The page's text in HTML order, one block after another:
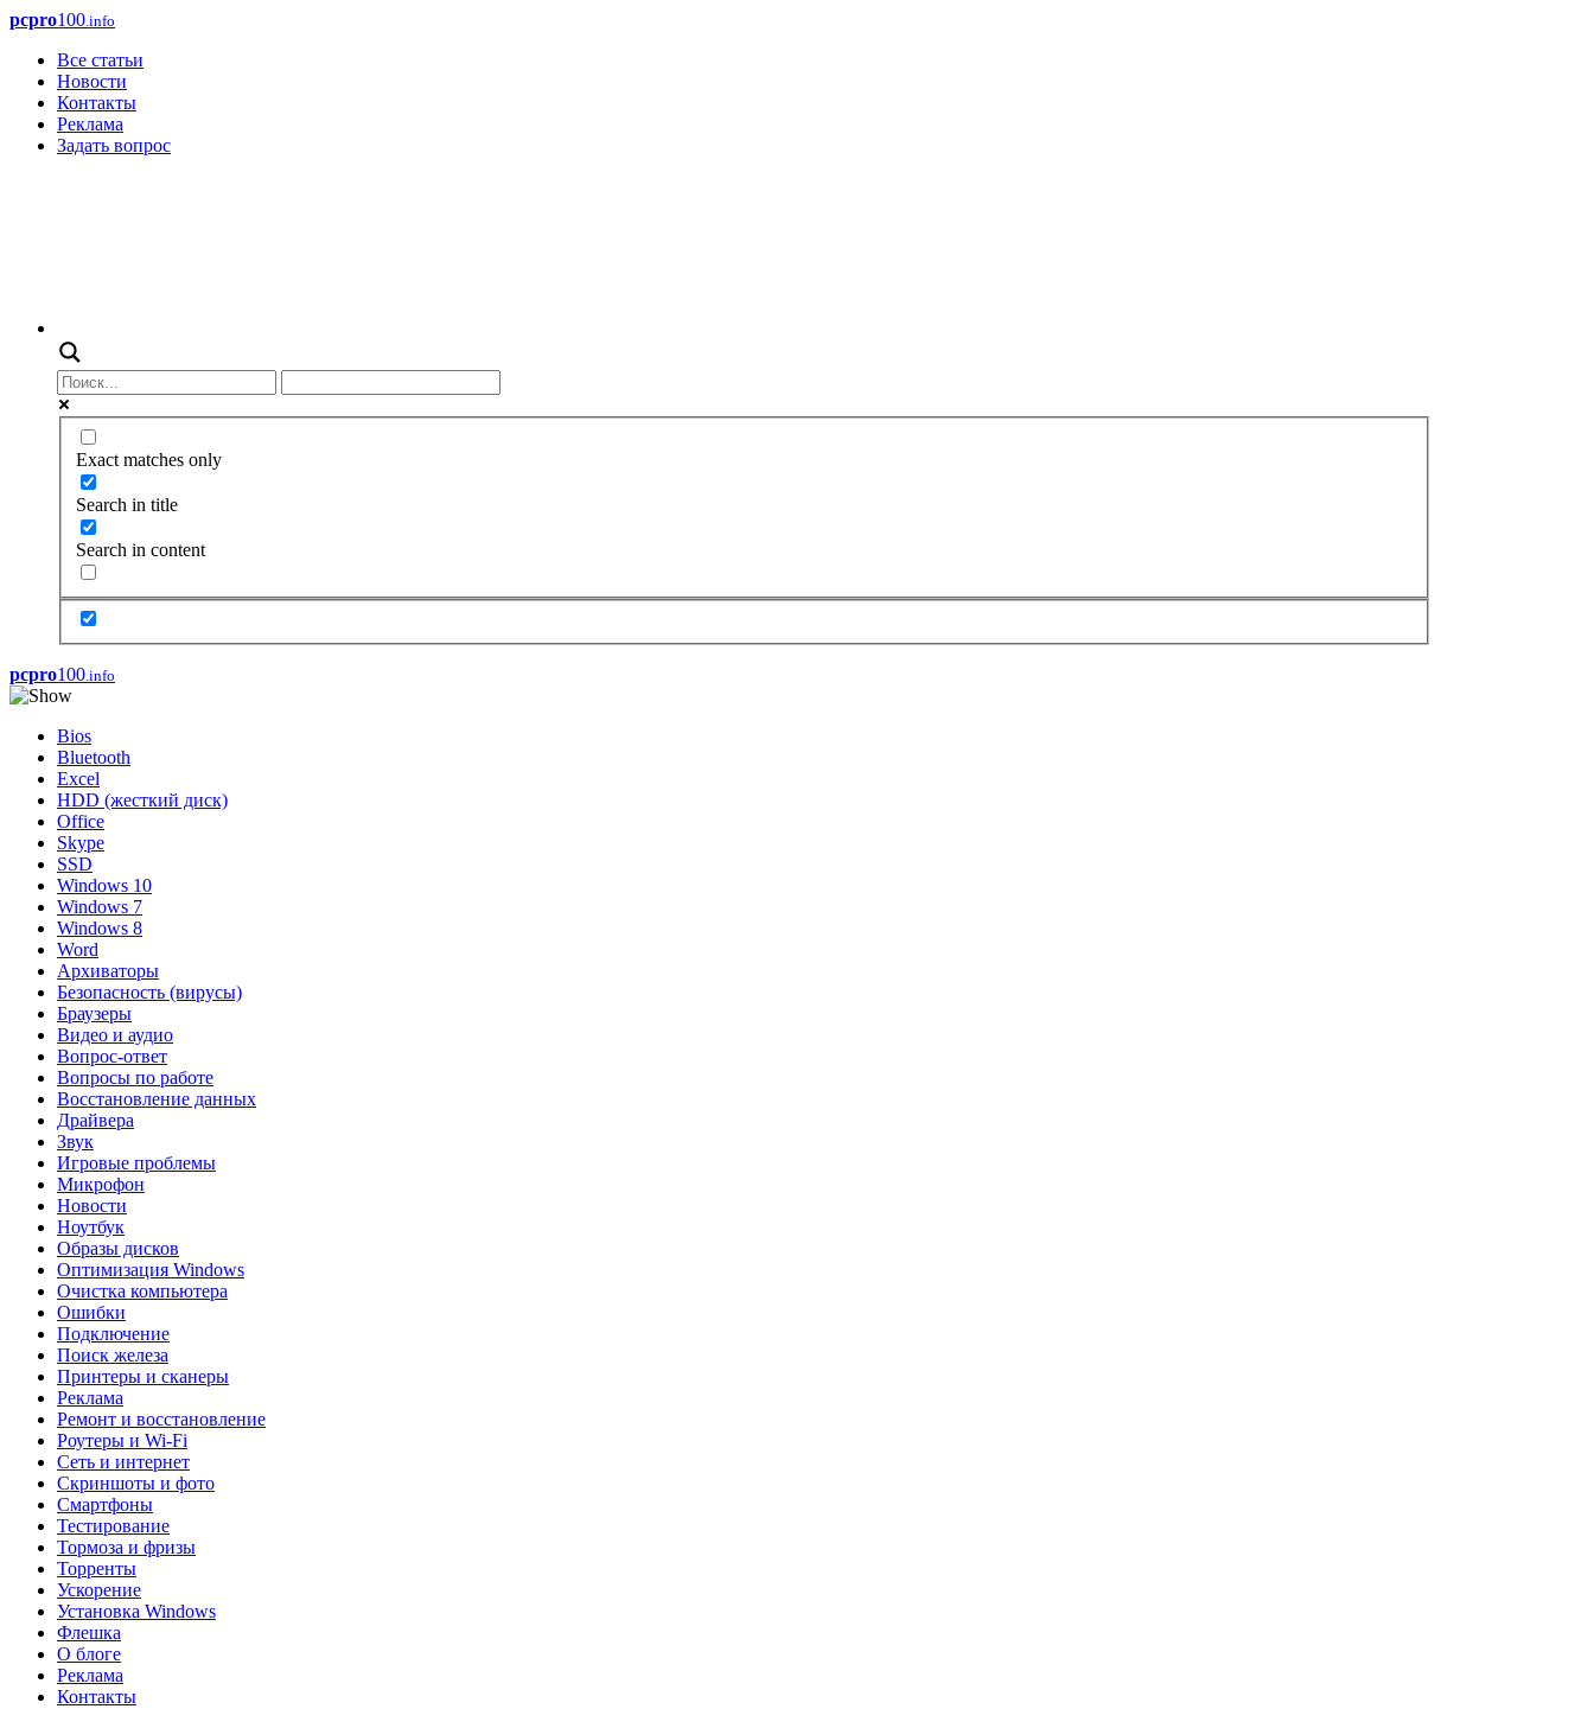
pcpro100.info
Все статьи
Новости
Контакты
Реклама
Задать вопрос
Exact matches only
Search in title
Search in content
pcpro100.info
Bios
Bluetooth
Excel
HDD (жесткий диск)
Office
Skype
SSD
Windows 10
Windows 7
Windows 8
Word
Архиваторы
Безопасность (вирусы)
Браузеры
Видео и аудио
Вопрос-ответ
Вопросы по работе
Восстановление данных
Драйвера
Звук
Игровые проблемы
Микрофон
Новости
Ноутбук
Образы дисков
Оптимизация Windows
Очистка компьютера
Ошибки
Подключение
Поиск железа
Принтеры и сканеры
Реклама
Ремонт и восстановление
Роутеры и Wi-Fi
Сеть и интернет
Скриншоты и фото
Смартфоны
Тестирование
Тормоза и фризы
Торренты
Ускорение
Установка Windows
Флешка
О блоге
Реклама
Контакты